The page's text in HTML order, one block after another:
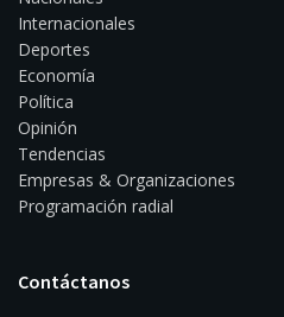
Internacionales
Deportes
Economía
Política
Opinión
Tendencias
Empresas & Organizaciones
Programación radial
Contáctanos